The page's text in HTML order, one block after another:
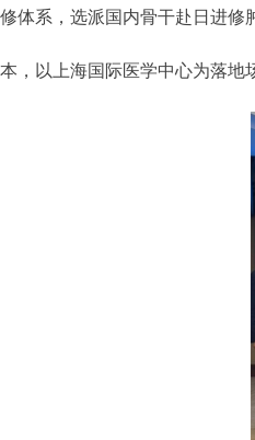
体系，选派国内骨干赴日进
，以上海国际医学中心为落